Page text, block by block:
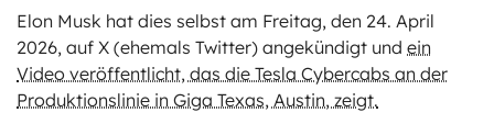
Elon Musk hat dies selbst am Freitag, den 24. April
2026, auf X (ehemals Twitter) angekündigt und ein
Video veröffentlicht, das die Tesla Cybercabs an der
Produktionslinie in Giga Texas, Austin, zeigt.